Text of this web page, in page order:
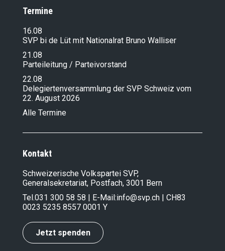
Termine
16.08
SVP bi de Lüt mit Nationalrat Bruno Walliser
21.08
Parteileitung / Parteivorstand
22.08
Delegiertenversammlung der SVP Schweiz vom
22. August 2026
Alle Termine
Kontakt
Schweizerische Volkspartei SVP,
Generalsekretariat, Postfach, 3001 Bern
Tel.031 300 58 58 | E-Mail:info@svp.ch | CH83
0023 5235 8557 0001 Y
Jetzt spenden